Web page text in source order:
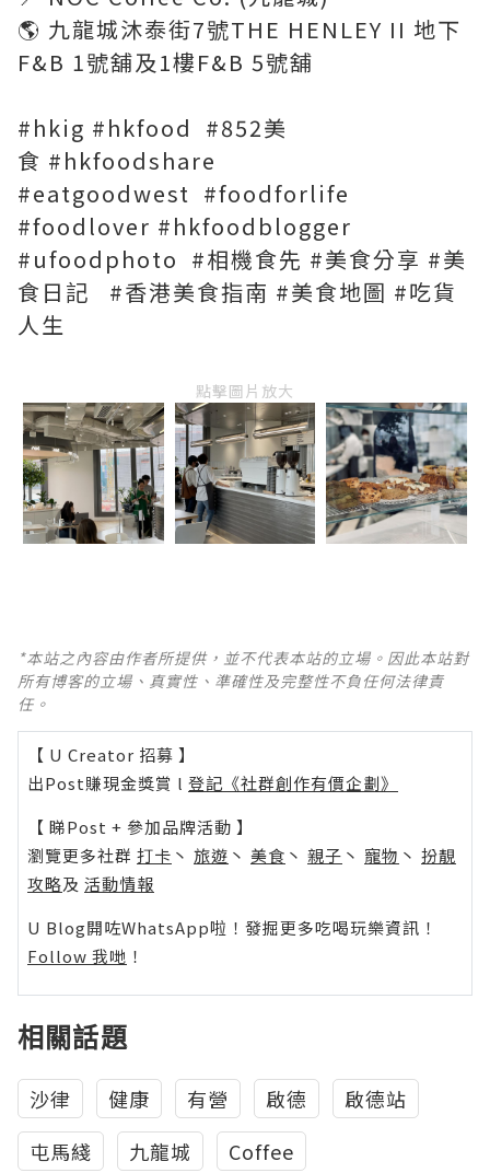
🌎 九龍城沐泰街7號THE HENLEY II 地下
F&B 1號舖及1樓F&B 5號舖
#hkig #hkfood #852美
食 #hkfoodshare
#eatgoodwest #foodforlife
#foodlover #hkfoodblogger
#ufoodphoto #相機食先 #美食分享 #美
食日記 #香港美食指南 #美食地圖 #吃貨
人生
點擊圖片放大
*本站之內容由作者所提供，並不代表本站的立場。因此本站對
所有博客的立場、真實性、準確性及完整性不負任何法律責
任。
【 U Creator 招募 】
出Post賺現金獎賞 l 登記《社群創作有價企劃》
【 睇Post + 參加品牌活動 】
瀏覽更多社群 打卡 丶 旅遊 丶 美食 丶 親子 丶 寵物 丶 扮靚
攻略及 活動情報
U Blog開咗WhatsApp啦！發掘更多吃喝玩樂資訊！
Follow 我哋 ！
相關話題
沙律 健康 有營 啟德
啟德站
屯馬綫
九龍城 Coffee